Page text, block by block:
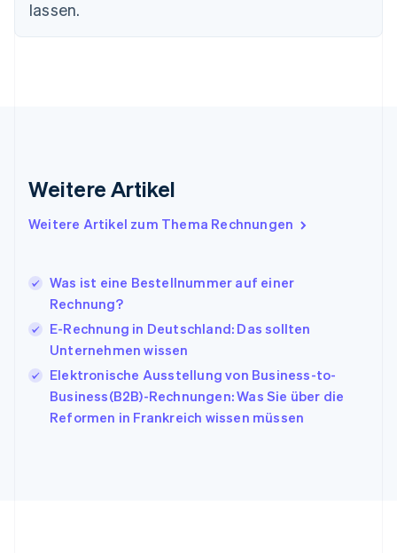
lassen.
Weitere Artikel
Weitere Artikel zum Thema Rechnungen
Was ist eine Bestellnummer auf einer
Rechnung?
E-Rechnung in Deutschland: Das sollten
Unternehmen wissen
Elektronische Ausstellung von Business-to-
Business(B2B)-Rechnungen: Was Sie über die
Reformen in Frankreich wissen müssen
Frankreich
FrançaisEnglish
English
Italien
Italiano English
English Français
Kroatien
EnglishItaliano
Lettland
Liechtenstein
DeutschEnglish
Litauen